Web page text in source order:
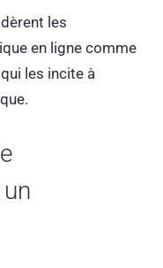
les
en ligne comme
les incite à